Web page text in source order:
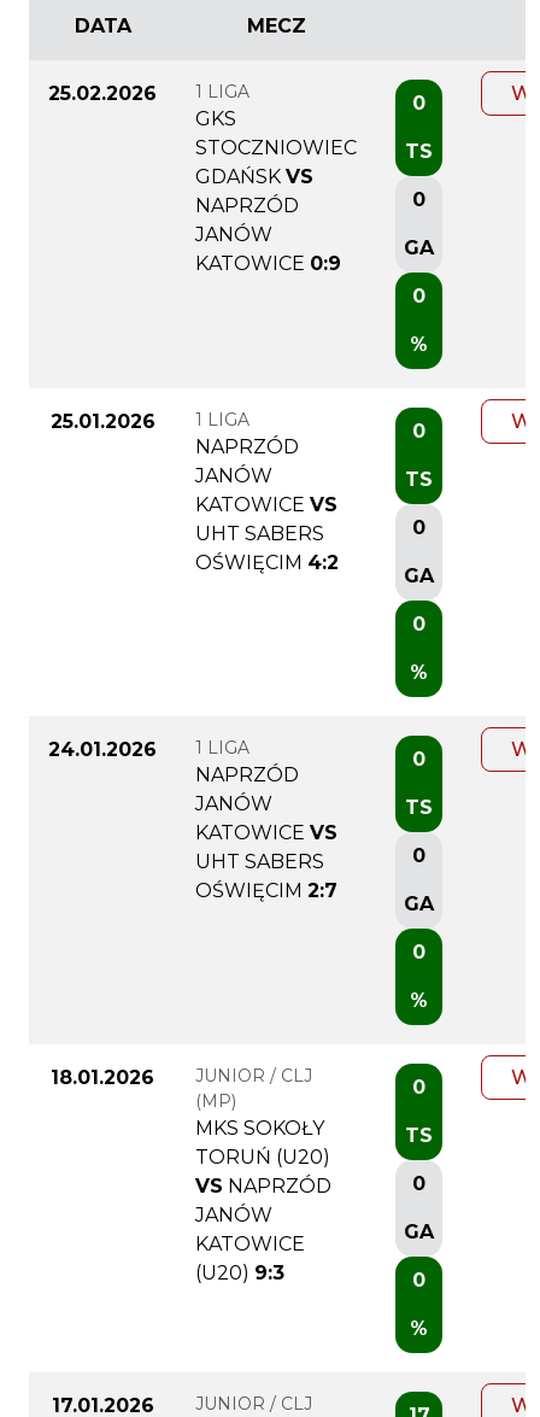
DATA MECZ
25.02.2026 1 LIGA
GKS
STOCZNIOWIEC
GDAŃSK VS
NAPRZÓD
JANÓW
KATOWICE 0:9
0
TS
0
GA
0
%
25.01.2026 1 LIGA
NAPRZÓD
JANÓW
KATOWICE VS
UHT SABERS
OŚWIĘCIM 4:2
0
TS
0
GA
0
%
24.01.2026 1 LIGA
NAPRZÓD
JANÓW
KATOWICE VS
UHT SABERS
OŚWIĘCIM 2:7
0
TS
0
GA
0
%
18.01.2026
JUNIOR / CLJ
(MP)
MKS SOKOŁY
TORUŃ (U20)
VS NAPRZÓD
JANÓW
KATOWICE
(U20) 9:3
0
TS
0
GA
0
%
17.01.2026
JUNIOR / CLJ